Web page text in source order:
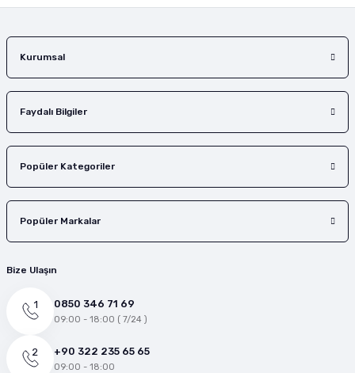
Kurumsal
Faydalı Bilgiler
Popüler Kategoriler
Popüler Markalar
Bize Ulaşın
0850 346 71 69
09:00 - 18:00 ( 7/24 )
+90 322 235 65 65
09:00 - 18:00